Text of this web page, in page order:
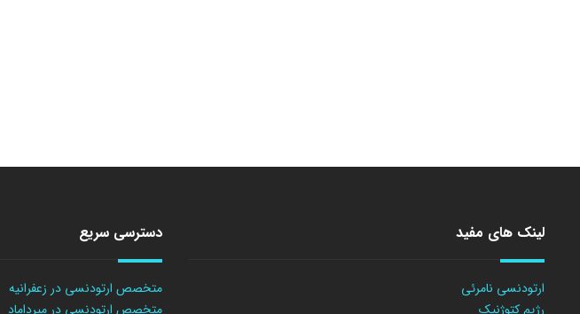
لینک های مفید
ارتودنسی نامرئی
رژیم کتوژنیک
دسترسی سریع
متخصص ارتودنسی در زعفرانیه
متخصص ارتودنسی در میرداماد